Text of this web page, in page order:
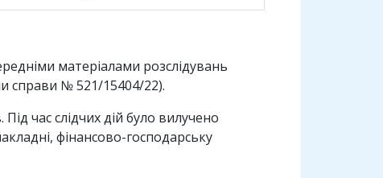
матеріалами розслідувань
справи № 521/15404/22).
час слідчих дій було вилучено
фінансово-господарську